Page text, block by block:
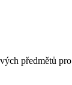
předmětů pro